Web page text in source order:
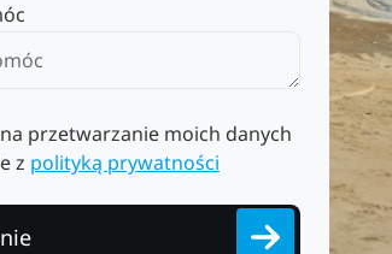
przetwarzanie moich danych
z polityką prywatności